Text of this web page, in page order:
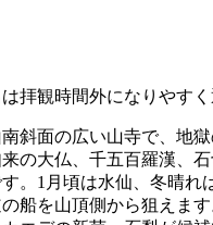
拝観時間外になりやす
斜面の広い山寺で、地獄
の大仏、千五百羅漢、
。1月頃は水仙、冬晴れ
船を山頂側から狙えま